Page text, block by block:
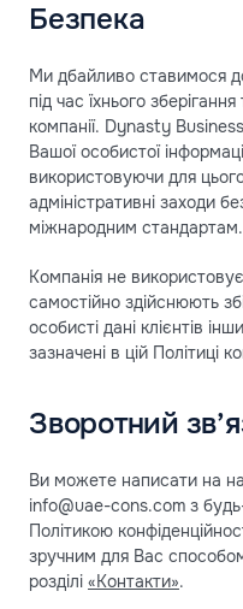
Безпека
Ми дбайливо ставимося
під час їхнього
компанії. Dynasty
Вашої особистої
використовуючи для цього
адміністративні заходи
міжнародним стандартам.
Компанія не
самостійно здійснюють
особисті дані клієнтів
зазначені в цій Політиці
Зворотний
Ви можете написати на
info@uae-cons.com з
Політикою
зручним для Вас
розділі «Контакти».